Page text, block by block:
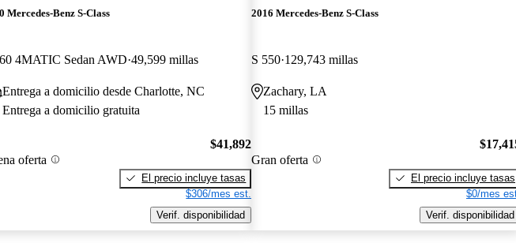
Mercedes-Benz S-Class
4MATIC Sedan AWD 49,599 millas
Entrega a domicilio desde Charlotte, NC
Entrega a domicilio gratuita
oferta
$41,892
El precio incluye tasas
$306/mes est.
Verif. disponibilidad
2016 Mercedes-Benz S-Class
S 550 129,743 millas
Zachary, LA
15 millas
Gran oferta
El precio incluye tasas
$0/mes
Verif. disponibilidad